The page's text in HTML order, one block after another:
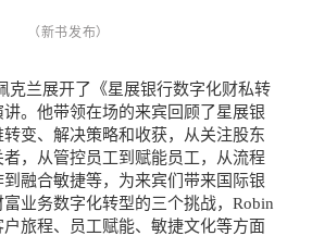
（新书发布）
克兰展开了《星展银行数字化财私转
。他带领在场的来宾回顾了星展银
变、解决策略和收获，从关注股东
，从管控员工到赋能员工，从流程
融合敏捷等，为来宾们带来国际银
业务数字化转型的三个挑战，Robin
旅程、员工赋能、敏捷文化等方面